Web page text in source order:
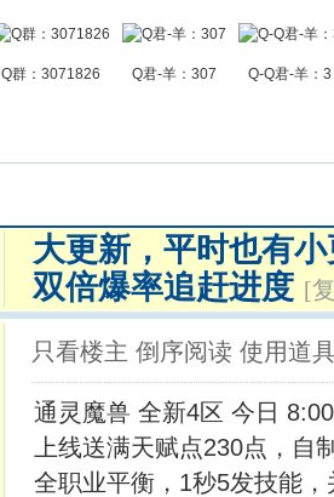
Q群：3071826 Q君-羊：307 Q-Q君-羊：3
大更新，平时也有
双倍爆率追赶进度 [
只看楼主 倒序阅读 使用道
通灵魔兽 全新4区 今日
上线送满天赋点230点，自
全职业平衡，1秒5发技能